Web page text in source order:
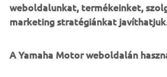
Általános Szerződési Feltételek
A 2008-as modelltől kezdve a
vásárolt Yamaha külmotorok 1 éves
weboldalunkat, termékeinket,
marketing stratégiánkat
A Yamaha Motor weboldalán